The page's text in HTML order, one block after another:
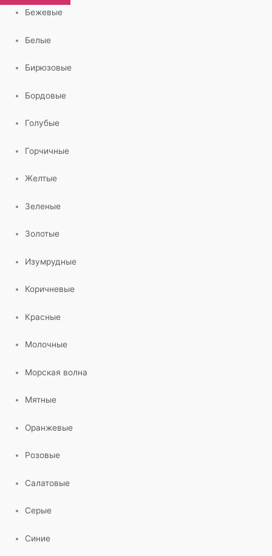
Бежевые
Белые
Бирюзовые
Бордовые
Голубые
Горчичные
Желтые
Зеленые
Золотые
Изумрудные
Коричневые
Красные
Молочные
Морская волна
Мятные
Оранжевые
Розовые
Салатовые
Серые
Синие